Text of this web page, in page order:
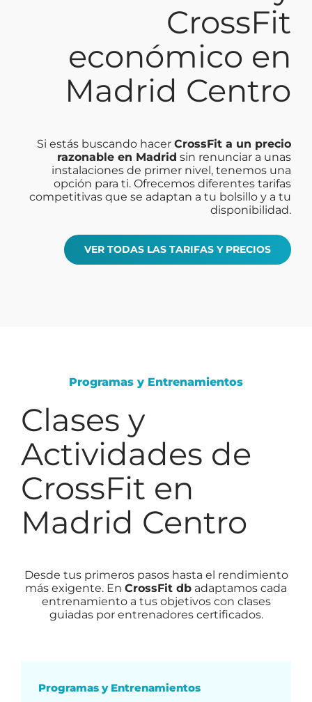
CrossFit
económico en
Madrid Centro
Si estás buscando hacer CrossFit a un precio
razonable en Madrid sin renunciar a unas
instalaciones de primer nivel, tenemos una
opción para ti. Ofrecemos diferentes tarifas
competitivas que se adaptan a tu bolsillo y a tu
disponibilidad.
VER TODAS LAS TARIFAS Y PRECIOS
Programas y Entrenamientos
Clases y
Actividades de
CrossFit en
Madrid Centro
Desde tus primeros pasos hasta el rendimiento
más exigente. En CrossFit db adaptamos cada
entrenamiento a tus objetivos con clases
guiadas por entrenadores certificados.
Programas y Entrenamientos